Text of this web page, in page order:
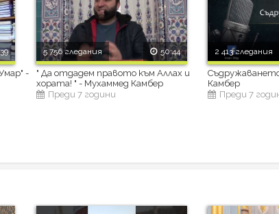
-
5 756 гледания 50:44
" Да отдадем правото към Аллах и
хората! " - Мухаммед Камбер
Преди 7 години
2 413 гледания
Камбер
Преди 7